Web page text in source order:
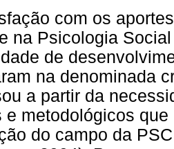
com os
na Psicologia
de
na denominada
a partir da
e metodológicos
do campo da